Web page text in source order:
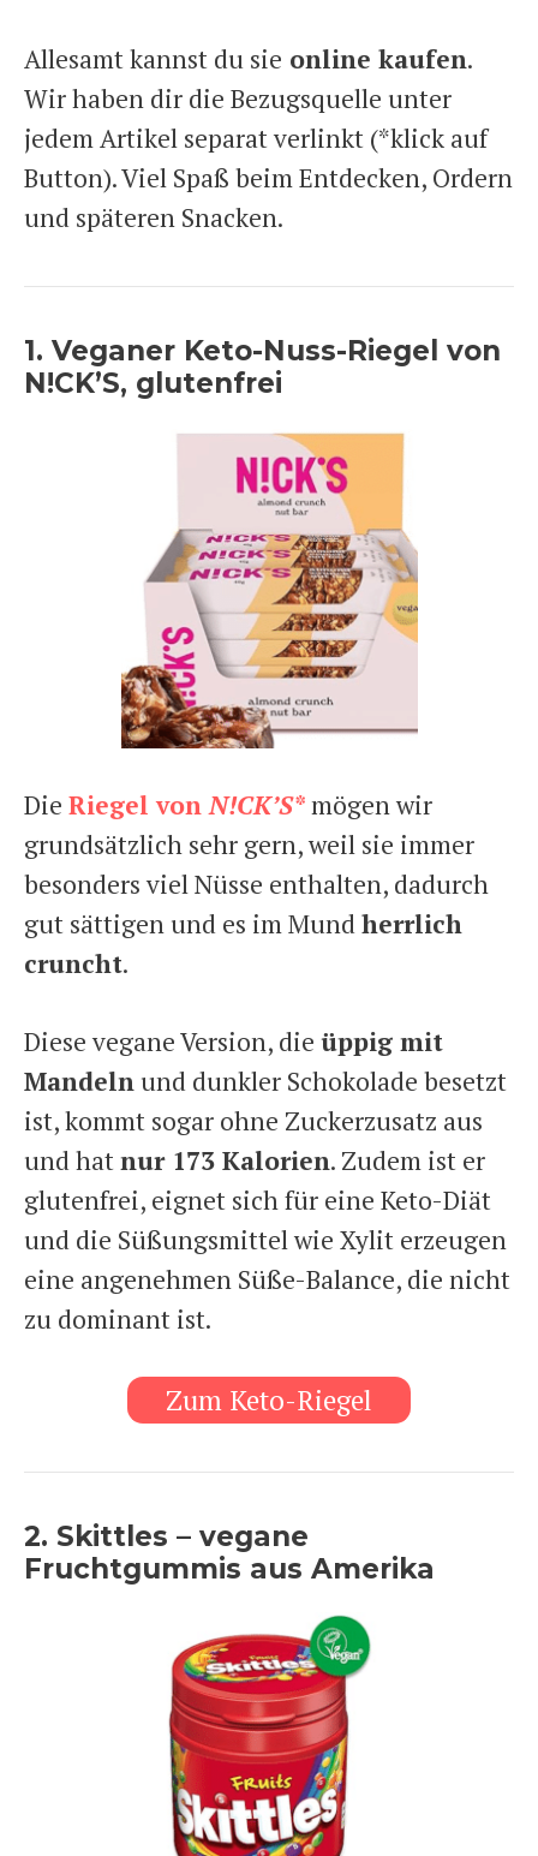
Allesamt kannst du sie online kaufen.
Wir haben dir die Bezugsquelle unter
jedem Artikel separat verlinkt (*klick auf
Button). Viel Spaß beim Entdecken, Ordern
und späteren Snacken.
1. Veganer Keto-Nuss-Riegel von
N!CK’S, glutenfrei
Die Riegel vonN!CK’S*mögen wir
grundsätzlich sehr gern, weil sie immer
besonders viel Nüsse enthalten, dadurch
gut sättigen und es im Mundherrlich
cruncht.
Diese vegane Version, die üppig mit
Mandeln und dunkler Schokolade besetzt
ist, kommt sogar ohne Zuckerzusatz aus
und hat nur 173 Kalorien. Zudem ist er
glutenfrei, eignet sich für eine Keto-Diät
und die Süßungsmittel wie Xylit erzeugen
eine angenehmen Süße-Balance, die nicht
zu dominant ist.
Zum Keto-Riegel
2. Skittles – vegane
Fruchtgummis aus Amerika